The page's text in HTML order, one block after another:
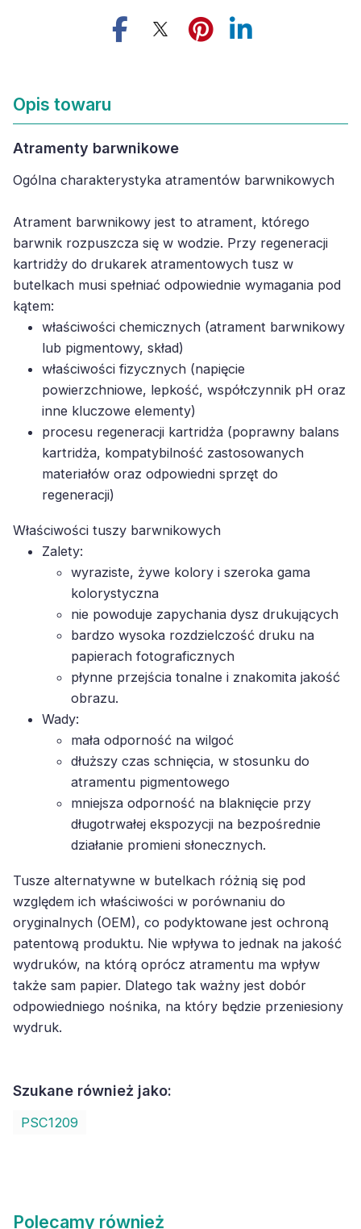
Opis towaru
Atramenty barwnikowe
Ogólna charakterystyka atramentów barwnikowych
Atrament barwnikowy jest to atrament, którego
barwnik rozpuszcza się w wodzie. Przy regeneracji
kartridży do drukarek atramentowych tusz w
butelkach musi spełniać odpowiednie wymagania pod
kątem:
właściwości chemicznych (atrament barwnikowy
lub pigmentowy, skład)
właściwości fizycznych (napięcie
powierzchniowe, lepkość, współczynnik pH oraz
inne kluczowe elementy)
procesu regeneracji kartridża (poprawny balans
kartridża, kompatybilność zastosowanych
materiałów oraz odpowiedni sprzęt do
regeneracji)
Właściwości tuszy barwnikowych
Zalety:
wyraziste, żywe kolory i szeroka gama
kolorystyczna
nie powoduje zapychania dysz drukujących
bardzo wysoka rozdzielczość druku na
papierach fotograficznych
płynne przejścia tonalne i znakomita jakość
obrazu.
Wady:
mała odporność na wilgoć
dłuższy czas schnięcia, w stosunku do
atramentu pigmentowego
mniejsza odporność na blaknięcie przy
długotrwałej ekspozycji na bezpośrednie
działanie promieni słonecznych.
Tusze alternatywne w butelkach różnią się pod
względem ich właściwości w porównaniu do
oryginalnych (OEM), co podyktowane jest ochroną
patentową produktu. Nie wpływa to jednak na jakość
wydruków, na którą oprócz atramentu ma wpływ
także sam papier. Dlatego tak ważny jest dobór
odpowiedniego nośnika, na który będzie przeniesiony
wydruk.
Szukane również jako:
PSC1209
Polecamy również